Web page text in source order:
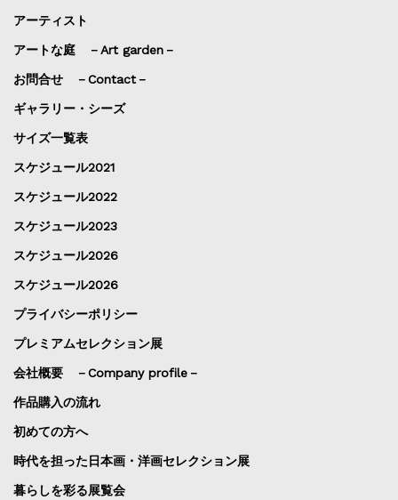
アーティスト
アートな庭 －Art garden－
お問合せ －Contact－
ギャラリー・シーズ
サイズ一覧表
スケジュール2021
スケジュール2022
スケジュール2023
スケジュール2026
スケジュール2026
プライバシーポリシー
プレミアムセレクション展
会社概要 －Company profile－
作品購入の流れ
初めての方へ
時代を担った日本画・洋画セレクション展
暮らしを彩る展覧会